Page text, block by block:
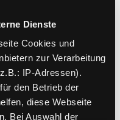
Dienste
Cookies und
zur Verarbeitung
IP-Adressen).
den Betrieb der
diese Webseite
Bei Auswahl der
Kornelia;Wechs,
diesem Verfasser
Stuttgart, Frech
Kinderbuch
feiern